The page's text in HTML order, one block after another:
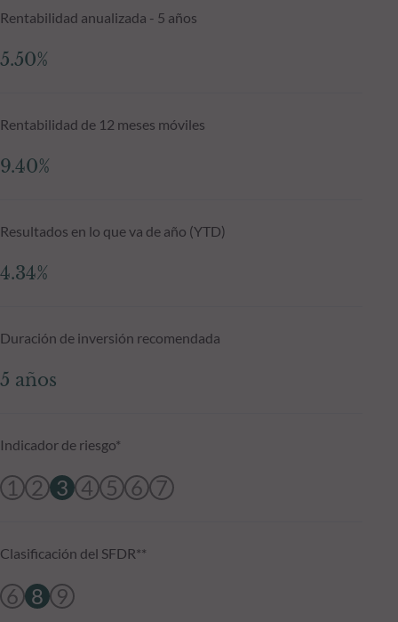
Rentabilidad anualizada - 5 años
5.50%
Rentabilidad de 12 meses móviles
9.40%
Resultados en lo que va de año (YTD)
4.34%
Duración de inversión recomendada
5 años
Indicador de riesgo*
1 2 3 4 5 6 7
Clasificación del SFDR**
6 8 9